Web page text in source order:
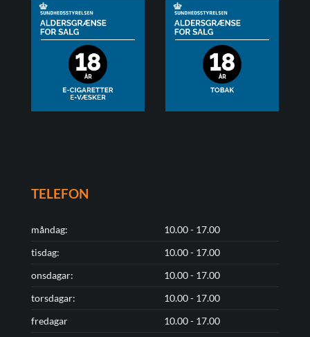
TELEFON
måndag:
10.00 - 17.00
tisdag:
10.00 - 17.00
onsdagar:
10.00 - 17.00
torsdagar:
10.00 - 17.00
fredagar
10.00 - 17.00